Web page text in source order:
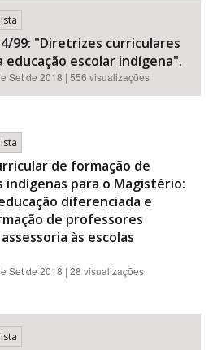
99: "Diretrizes curriculares
educação escolar indígena".
Set de 2018 | 556 visualizações
de formação de
indígenas para o Magistério:
diferenciada e
de professores
às escolas
Set de 2018 | 28 visualizações